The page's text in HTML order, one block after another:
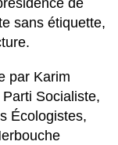
de
sans étiquette,
par Karim
Parti Socialiste,
Écologistes,